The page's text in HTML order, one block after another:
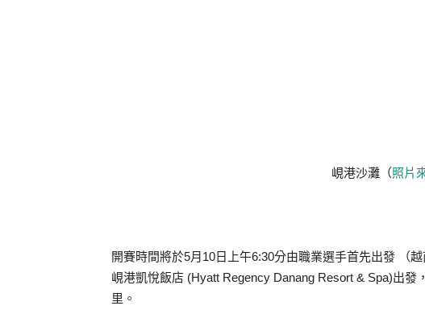
峴港沙灘（照片
開賽時間將於5月10日上午6:30分由職業選手首先出發 （
峴港凱悅飯店 (Hyatt Regency Danang Resort & Spa)出
里。